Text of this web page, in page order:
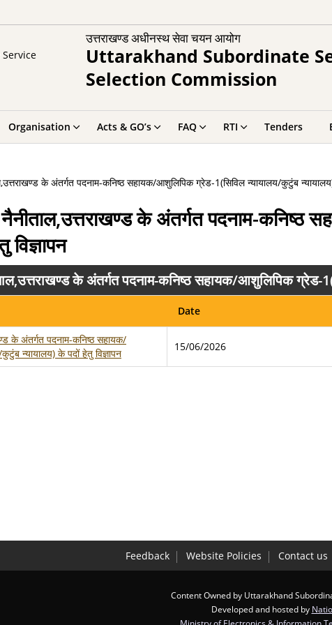
उत्तराखण्ड अधीनस्थ सेवा चयन आयोग
Uttarakhand Subordinate
Selection Commission
Organisation Acts & GO’s FAQ RTI Tenders
के अंतर्गत पदनाम-कनिष्ठ सहायक/आशुलिपिक ग्रेड-1(सिविल न्यायालय/कुटुंब
नैनीताल,उत्तराखण्ड के अंतर्गत पदनाम-
के अंतर्गत पदनाम-कनिष्ठ सहायक/आशुलिपिक ग्रेड-
Date
के अंतर्गत पदनाम-कनिष्ठ सहायक/
न्यायालय) के पदों हेतु विज्ञापन
15/06/2026
Feedback Website Policies Contact us
Content Owned by Uttarakhand
Developed and hosted by